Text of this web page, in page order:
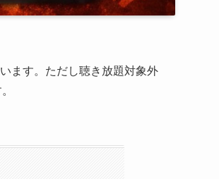
ます。ただし聴き放題対象外